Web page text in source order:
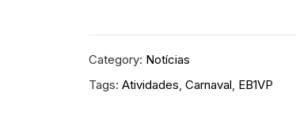
Category: Notícias
Tags: Atividades Carnaval EB1VP